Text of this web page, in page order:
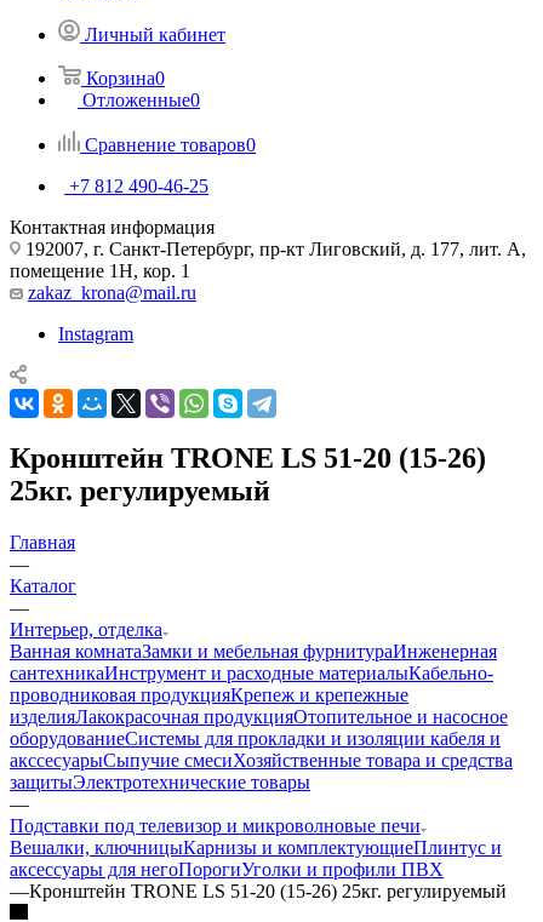
Личный кабинет
Корзина0
Отложенные0
Сравнение товаров0
+7 812 490-46-25
Контактная информация
192007, г. Санкт-Петербург, пр-кт Лиговский, д. 177, лит. А,
помещение 1Н, кор. 1
zakaz_krona@mail.ru
Instagram
Кронштейн TRONE LS 51-20 (15-26)
25кг. регулируемый
Главная
—
Каталог
—
Интерьер, отделка
Ванная комнатаЗамки и мебельная фурнитураИнженерная
сантехникаИнструмент и расходные материалыКабельно-
проводниковая продукцияКрепеж и крепежные
изделияЛакокрасочная продукцияОтопительное и насосное
оборудованиеСистемы для прокладки и изоляции кабеля и
акссесуарыСыпучие смесиХозяйственные товара и средства
защитыЭлектротехнические товары
—
Подставки под телевизор и микроволновые печи
Вешалки, ключницыКарнизы и комплектующиеПлинтус и
аксессуары для негоПорогиУголки и профили ПВХ
—Кронштейн TRONE LS 51-20 (15-26) 25кг. регулируемый